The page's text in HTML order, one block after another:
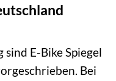
E-Bike Spiegel
Bei